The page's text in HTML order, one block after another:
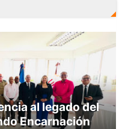
al legado del
Encarnación